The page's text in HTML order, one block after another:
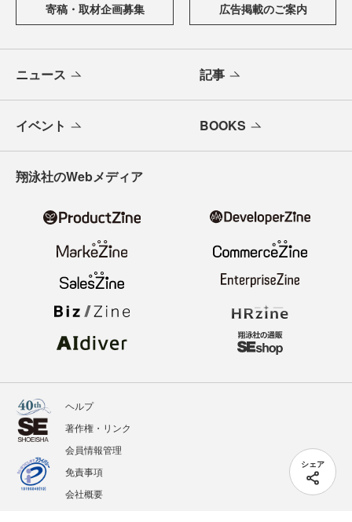
シェア
寄稿・取材企画募集 広告掲載のご案内
ニュース 記事
イベント BOOKS
翔泳社のWebメディア
ヘルプ
著作権・リンク
会員情報管理
免責事項
会社概要